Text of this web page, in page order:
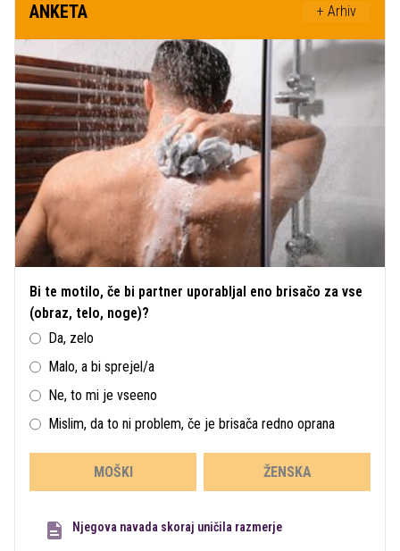
ANKETA + Arhiv
Bi te motilo, če bi partner uporabljal eno brisačo za vse
(obraz, telo, noge)?
Da, zelo
Malo, a bi sprejel/a
Ne, to mi je vseeno
Mislim, da to ni problem, če je brisača redno oprana
MOŠKI ŽENSKA
Njegova navada skoraj uničila razmerje